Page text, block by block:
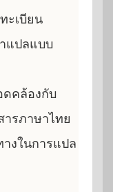
ะเบียน
แปลแบบ
ดคล้องกับ
รภาษาไทย
งในการแปล